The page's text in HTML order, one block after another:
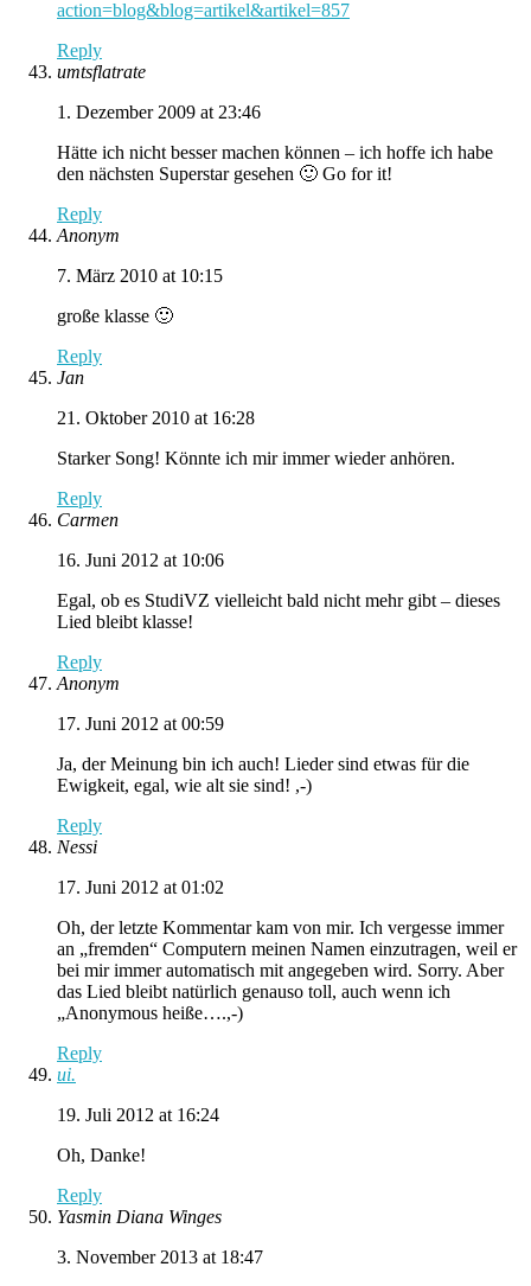
action=blog&blog=artikel&artikel=857
Reply
umtsflatrate
1. Dezember 2009 at 23:46
Hätte ich nicht besser machen können – ich hoffe ich habe
den nächsten Superstar gesehen 🙂 Go for it!
Reply
Anonym
7. März 2010 at 10:15
große klasse 🙂
Reply
Jan
21. Oktober 2010 at 16:28
Starker Song! Könnte ich mir immer wieder anhören.
Reply
Carmen
16. Juni 2012 at 10:06
Egal, ob es StudiVZ vielleicht bald nicht mehr gibt – dieses
Lied bleibt klasse!
Reply
Anonym
17. Juni 2012 at 00:59
Ja, der Meinung bin ich auch! Lieder sind etwas für die
Ewigkeit, egal, wie alt sie sind! ,-)
Reply
Nessi
17. Juni 2012 at 01:02
Oh, der letzte Kommentar kam von mir. Ich vergesse immer
an „fremden“ Computern meinen Namen einzutragen, weil er
bei mir immer automatisch mit angegeben wird. Sorry. Aber
das Lied bleibt natürlich genauso toll, auch wenn ich
„Anonymous heiße….,-)
Reply
ui.
19. Juli 2012 at 16:24
Oh, Danke!
Reply
Yasmin Diana Winges
3. November 2013 at 18:47